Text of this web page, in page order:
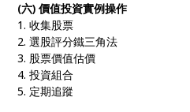
(六) 價值投資實例操作
1. 收集股票
2. 選股評分鐵三角法
3. 股票價值估價
4. 投資組合
5. 定期追蹤